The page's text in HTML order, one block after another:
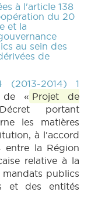
à l'article 138
du 20
et la
au sein des
de
(2013-2014) 1
de « Projet de
portant
les matières
à l'accord
entre la Région
relative à la
publics
et des entités